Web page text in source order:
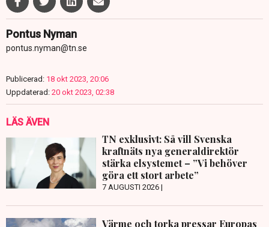
Pontus Nyman
pontus.nyman@tn.se
Publicerad: 18 okt 2023, 20:06
Uppdaterad: 20 okt 2023, 02:38
LÄS ÄVEN
TN exklusivt: Så vill Svenska
kraftnäts nya generaldirektör
stärka elsystemet – ”Vi behöver
göra ett stort arbete”
7 AUGUSTI 2026 |
Värme och torka pressar Europas